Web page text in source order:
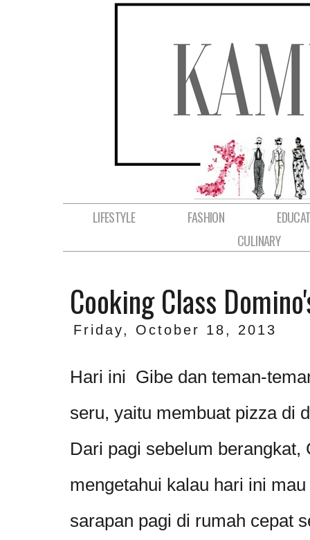
LIFESTYLE FASHION
CULINARY
Cooking Class
Friday, October 18, 2013
Hari ini Gibe dan teman-
seru, yaitu membuat pizza di
Dari pagi sebelum berangkat,
mengetahui kalau hari ini
sarapan pagi di rumah cepat